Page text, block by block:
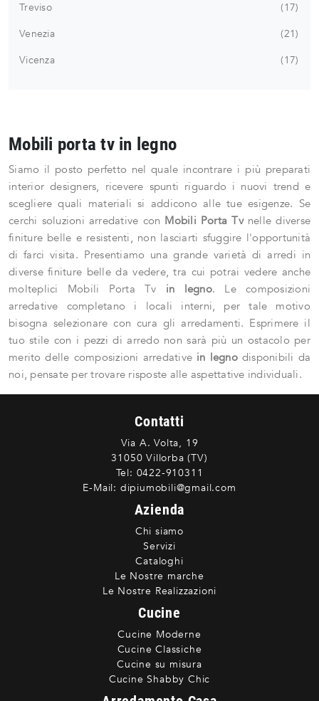
Treviso
17
Venezia
21
Vicenza
17
Mobili porta tv in legno
Siamo il posto perfetto nel quale incontrare i più preparati
interior designers, ricevere spunti riguardo i nuovi trend e
scegliere quali materiali si addicono alle tue esigenze. Se
cerchi soluzioni arredative con Mobili Porta Tvnelle diverse
finiture belle e resistenti, non lasciarti sfuggire l'opportunità
di farci visita. Presentiamo una grande varietà di arredi in
diverse finiture belle da vedere, tra cui potrai vedere anche
molteplici Mobili Porta Tv in legno. Le composizioni
arredative completano i locali interni, per tale motivo
bisogna selezionare con cura gli arredamenti. Esprimere il
tuo stile con i pezzi di arredo non sarà più un ostacolo per
merito delle composizioni arredative in legnodisponibili da
noi, pensate per trovare risposte alle aspettative individuali.
Contatti
Via A. Volta, 19
31050 Villorba (TV)
Tel: 0422-910311
E-Mail: dipiumobili@gmail.com
Azienda
Chi siamo
Servizi
Cataloghi
Le Nostre marche
Le Nostre Realizzazioni
Cucine
Cucine Moderne
Cucine Classiche
Cucine su misura
Cucine Shabby Chic